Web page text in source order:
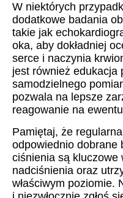
W niektórych
dodatkowe badania
takie jak
oka, aby dokładniej
serce i naczynia
jest również edukacja
samodzielnego
pozwala na lepsze
reagowanie na
Pamiętaj, że
odpowiednio dobrane
ciśnienia są kluczowe
nadciśnienia oraz
właściwym poziomie.